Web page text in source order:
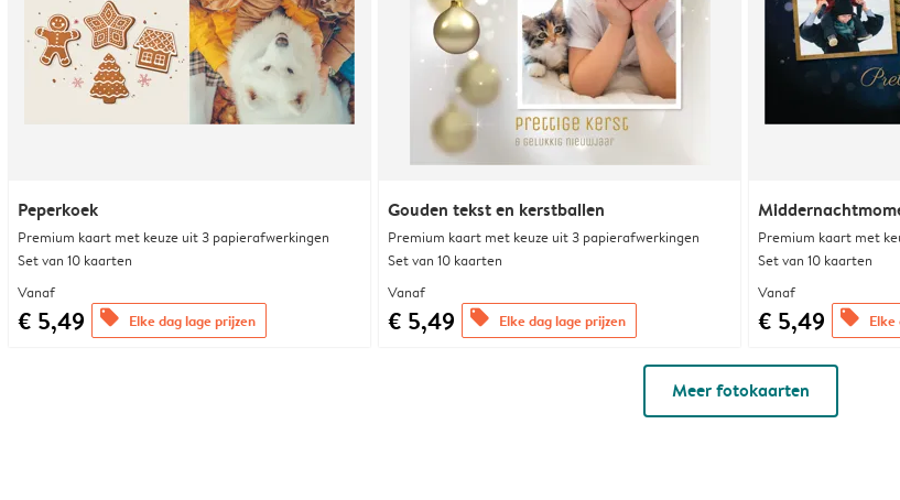
Peperkoek
Premium kaart met keuze uit 3 papierafwerkingen
Set van 10 kaarten
Vanaf
€ 5,49 offers Elke dag lage prijzen
Gouden tekst en kerstballen
Premium kaart met keuze uit 3 papierafwerkingen
Set van 10 kaarten
Vanaf
€ 5,49 offers Elke dag lage prijzen
Premium kaart met
Set van 10 kaarten
Vanaf
€ 5,49 offers
Meer fotokaarten